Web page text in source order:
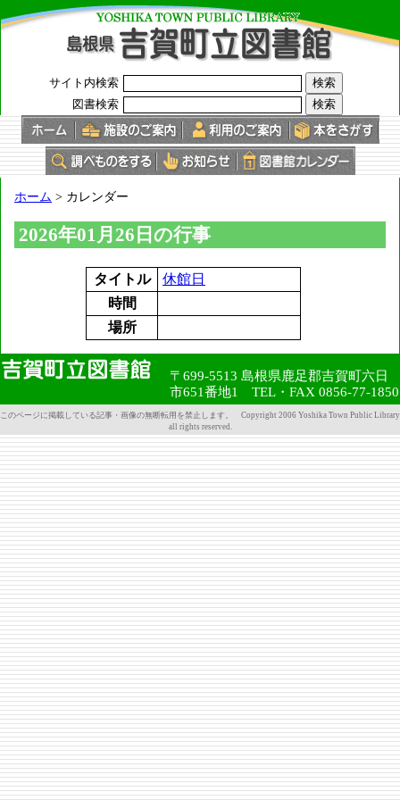
このページの本文へ
サイト内検索
図書検索
現
の
位
置：
ホーム > カレンダー
2026年01月26日の行事
タイトル
休館日
時間
場所
〒699-5513 島根県鹿足郡吉賀町六日
市651番地1 TEL・FAX 0856-77-1850
このページに掲載している記事・画像の無断転用を禁止します。 Copyright 2006 Yoshika Town Public Library
all rights reserved.